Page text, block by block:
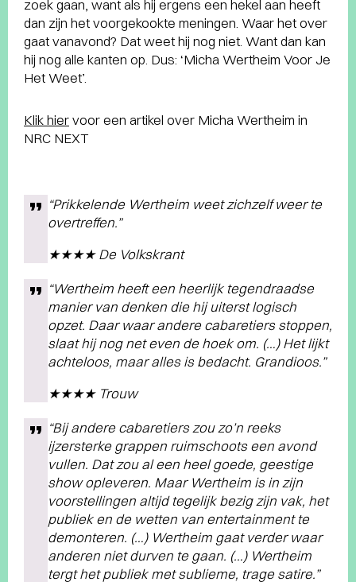
zoek gaan, want als hij ergens een hekel aan heeft
dan zijn het voorgekookte meningen. Waar het over
gaat vanavond? Dat weet hij nog niet. Want dan kan
hij nog alle kanten op. Dus: ‘Micha Wertheim Voor Je
Het Weet’.
Klik hiervoor een artikel over Micha Wertheim in
NRC NEXT
“Prikkelende Wertheim weet zichzelf weer te
overtreffen.”
★★★★ De Volkskrant
“Wertheim heeft een heerlijk tegendraadse
manier van denken die hij uiterst logisch
opzet. Daar waar andere cabaretiers stoppen,
slaat hij nog net even de hoek om. (…) Het lijkt
achteloos, maar alles is bedacht. Grandioos.”
★★★★ Trouw
“Bij andere cabaretiers zou zo’n reeks
ijzersterke grappen ruimschoots een avond
vullen. Dat zou al een heel goede, geestige
show opleveren. Maar Wertheim is in zijn
voorstellingen altijd tegelijk bezig zijn vak, het
publiek en de wetten van entertainment te
demonteren. (…) Wertheim gaat verder waar
anderen niet durven te gaan. (…) Wertheim
tergt het publiek met sublieme, trage satire.”